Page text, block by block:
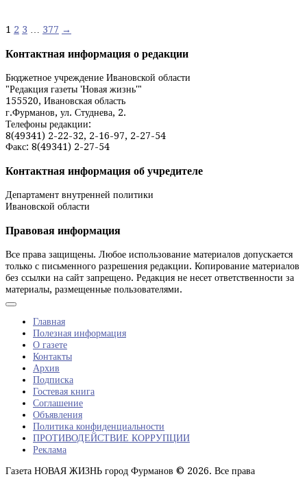
Навигация
по
1 2 3 … 377 →
Контактная информация о редакции
Бюджетное учреждение Ивановской области
"Редакция газеты 'Новая жизнь'"
155520, Ивановская область
г.Фурманов, ул. Студнева, 2.
Телефоны редакции:
8(49341) 2-22-32, 2-16-97, 2-27-54
Факс: 8(49341) 2-27-54
Контактная информация об учредителе
Департамент внутренней политики
Ивановской области
Правовая информация
Все права защищены. Любое использование материалов допускается
только с письменного разрешения редакции. Копирование материалов
без ссылки на сайт запрещено. Редакция не несет ответственности за
материалы, размещенные пользователями.
Главная
Полезная информация
О газете
Контакты
Архив
Подписка
Гостевая книга
Соглашение
Объявления
Политика конфиденциальности
ПРОТИВОДЕЙСТВИЕ КОРРУПЦИИ
Реклама
Газета НОВАЯ ЖИЗНЬ город Фурманов © 2026. Все права